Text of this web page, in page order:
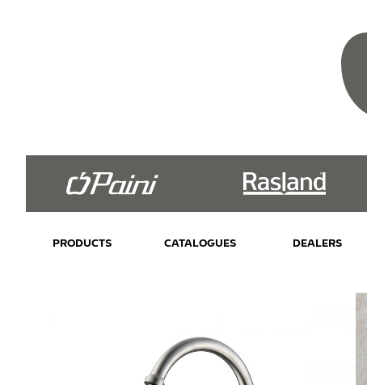
PRODUCTS CATALOGUES DEALERS